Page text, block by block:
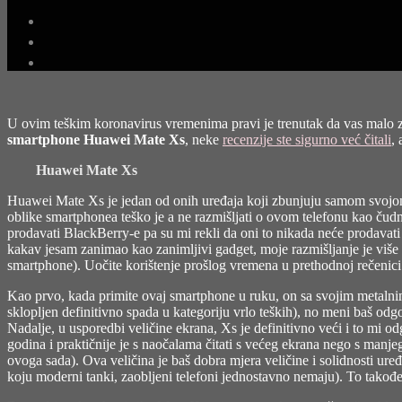
U ovim teškim koronavirus vremenima pravi je trenutak da vas
smartphone Huawei Mate Xs, neke recenzije ste sigurno već čitali,
Huawei Mate Xs
Huawei Mate Xs je jedan od onih uređaja koji zbunjuju samom
oblike smartphonea teško je a ne razmišljati o ovom telefonu kao
prodavati BlackBerry-e pa su mi rekli da oni to nikada neće
kakav jesam zanimao kao zanimljivi gadget, moje razmišljanje je
smartphone). Uočite korištenje prošlog vremena u prethodnoj
Kao prvo, kada primite ovaj smartphone u ruku, on sa svojim
sklopljen definitivno spada u kategoriju vrlo teških), no meni baš
Nadalje, u usporedbi veličine ekrana, Xs je definitivno veći i to mi
godina i praktičnije je s naočalama čitati s većeg ekrana nego s
ovoga sada). Ova veličina je baš dobra mjera veličine i solidnosti
koju moderni tanki, zaobljeni telefoni jednostavno nemaju). To